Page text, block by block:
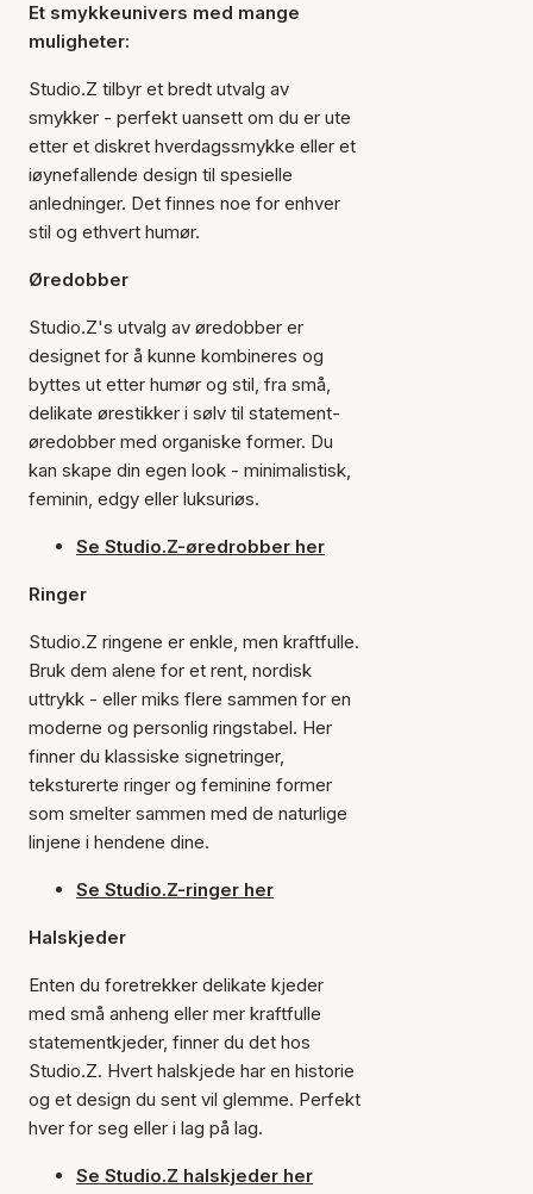
Et smykkeunivers med mange
muligheter:
Studio.Z tilbyr et bredt utvalg av
smykker - perfekt uansett om du er ute
etter et diskret hverdagssmykke eller et
iøynefallende design til spesielle
anledninger. Det finnes noe for enhver
stil og ethvert humør.
Øredobber
Studio.Z's utvalg av øredobber er
designet for å kunne kombineres og
byttes ut etter humør og stil, fra små,
delikate ørestikker i sølv til statement-
øredobber med organiske former. Du
kan skape din egen look - minimalistisk,
feminin, edgy eller luksuriøs.
Se Studio.Z-øredrobber her
Ringer
Studio.Z ringene er enkle, men kraftfulle.
Bruk dem alene for et rent, nordisk
uttrykk - eller miks flere sammen for en
moderne og personlig ringstabel. Her
finner du klassiske signetringer,
teksturerte ringer og feminine former
som smelter sammen med de naturlige
linjene i hendene dine.
Se Studio.Z-ringer her
Halskjeder
Enten du foretrekker delikate kjeder
med små anheng eller mer kraftfulle
statementkjeder, finner du det hos
Studio.Z. Hvert halskjede har en historie
og et design du sent vil glemme. Perfekt
hver for seg eller i lag på lag.
Se Studio.Z halskjeder her